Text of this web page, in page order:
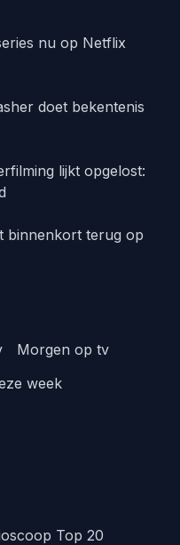
nu op Netflix
doet bekentenis
lijkt opgelost:
binnenkort terug op
Morgen op tv
week
Top 20